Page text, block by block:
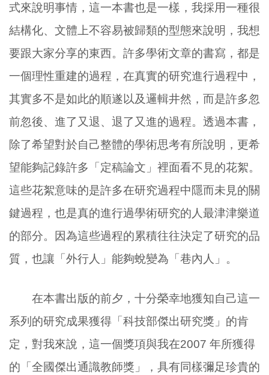
式來說明事情，這一本書也是一樣，我採用一種很
結構化、文體上不容易被歸類的型態來說明，我想
要跟大家分享的東西。許多學術文章的書寫，都是
一個理性重建的過程，在真實的研究進行過程中，
其實多不是如此的順遂以及邏輯井然，而是許多忽
前忽後、進了又退、退了又進的過程。透過本書，
除了希望對於自己整體的學術思考有所說明，更希
望能夠記錄許多「定稿論文」裡面看不見的花絮。
這些花絮意味的是許多在研究過程中隱而未見的關
鍵過程，也是真的進行過學術研究的人最津津樂道
的部分。因為這些過程的累積往往決定了研究的品
質，也讓「外行人」能夠蛻變為「巷內人」。
在本書出版的前夕，十分榮幸地獲知自己這一
系列的研究成果獲得「科技部傑出研究獎」的肯
定，對我來說，這一個獎項與我在2007 年所獲得
的「全國傑出通識教師獎」，具有同樣彌足珍貴的